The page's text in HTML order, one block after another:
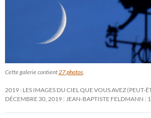
Cette galerie contient27 photos.
2019 : LES IMAGES DU CIEL QUE VOUS AVEZ (PEUT-
DÉCEMBRE 30, 2019 JEAN-BAPTISTE FELDMANN